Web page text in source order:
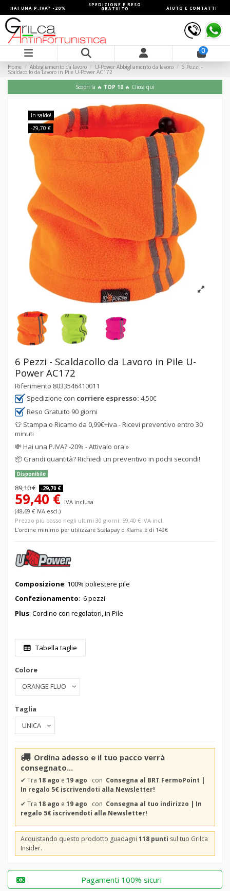
HAI UNA P.IVA? -20%
SPEDIZIONE E RESO
GRATUITO AIUTO E CONTATTI
0
Home Abbigliamento da lavoro U-Power Abbigliamento da lavoro 6 Pezzi -
Scaldacollo da Lavoro in Pile U-Power AC172
Scopri la 🔥 TOP 10 🔥 Clicca qui
In saldo!
-29,70 €
6 Pezzi - Scaldacollo da Lavoro in Pile U-
Power AC172
Riferimento 8033546410011
Spedizione con corriere espresso: 4,50€
Reso Gratuito 90 giorni
👕 Stampa o Ricamo da 0,99€+iva - Ricevi preventivo entro 30
minuti
💸Hai una P.IVA? -20% - Attivalo ora »
📦 Grandi quantità? Richiedi un preventivo in pochi secondi!
Disponibile
89,10 € -29,70 €
59,40 € IVA inclusa
(48,69 € IVA escl.)
Prezzo più basso negli ultimi 30 giorni: 59,40 € IVA incl.
L'ordine minimo per utilizzare Scalapay o Klarna è di 149€
Composizione: 100% poliestere pile
Confezionamento: 6 pezzi
Plus: Cordino con regolatori, in Pile
Tabella taglie
Colore
Taglia
Ordina adesso e il tuo pacco verrà
consegnato...
✔ Tra 18 ago e 19 ago con Consegna al BRT FermoPoint |
In regalo 5€ iscrivendoti alla Newsletter!
✔ Tra 18 ago e 19 ago con Consegna al tuo indirizzo | In
regalo 5€ iscrivendoti alla Newsletter!
Acquistando questo prodotto guadagni 118 punti sul tuo Grilca
Insider.
Pagamenti 100% sicuri